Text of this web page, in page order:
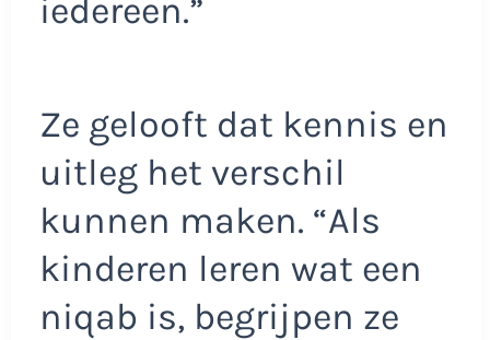
iedereen.”
Ze gelooft dat kennis en
uitleg het verschil
kunnen maken. “Als
kinderen leren wat een
niqab is, begrijpen ze